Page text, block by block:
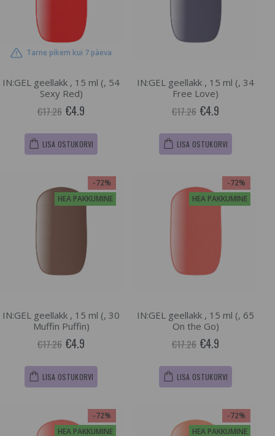
Tarne pikem kui 7 päeva
IN:GEL geellakk , 15 ml (, 54
Sexy Red)
€17.26 €4.9
LISA OSTUKORVI
IN:GEL geellakk , 15 ml (, 34
Free Love)
€17.26 €4.9
LISA OSTUKORVI
-72%
HEA PAKKUMINE
IN:GEL geellakk , 15 ml (, 30
Muffin Puffin)
€17.26 €4.9
LISA OSTUKORVI
-72%
HEA PAKKUMINE
IN:GEL geellakk , 15 ml (, 65
On the Go)
€17.26 €4.9
LISA OSTUKORVI
-72%
HEA PAKKUMINE
-72%
HEA PAKKUMINE